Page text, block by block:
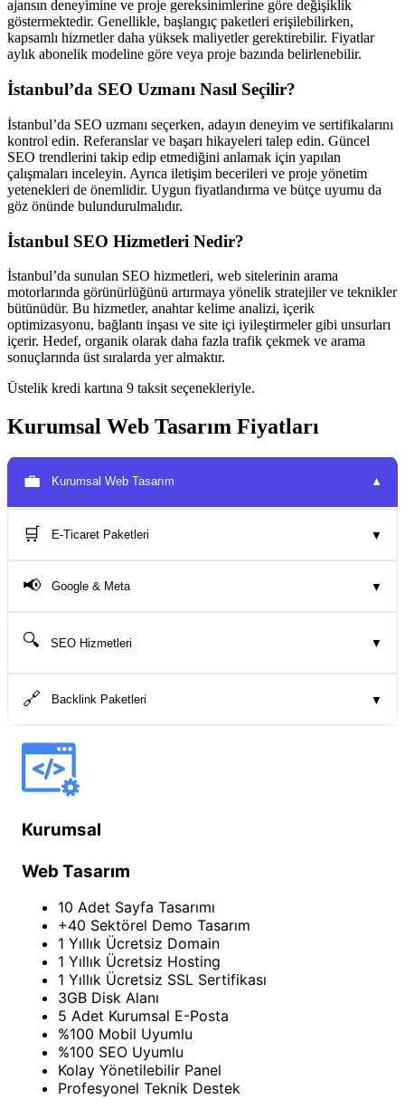
ajansın deneyimine ve proje gereksinimlerine göre değişiklik
göstermektedir. Genellikle, başlangıç paketleri erişilebilirken,
kapsamlı hizmetler daha yüksek maliyetler gerektirebilir. Fiyatlar
aylık abonelik modeline göre veya proje bazında belirlenebilir.
İstanbul’da SEO Uzmanı Nasıl Seçilir?
İstanbul’da SEO uzmanı seçerken, adayın deneyim ve sertifikalarını
kontrol edin. Referanslar ve başarı hikayeleri talep edin. Güncel
SEO trendlerini takip edip etmediğini anlamak için yapılan
çalışmaları inceleyin. Ayrıca iletişim becerileri ve proje yönetim
yetenekleri de önemlidir. Uygun fiyatlandırma ve bütçe uyumu da
göz önünde bulundurulmalıdır.
İstanbul SEO Hizmetleri Nedir?
İstanbul’da sunulan SEO hizmetleri, web sitelerinin arama
motorlarında görünürlüğünü artırmaya yönelik stratejiler ve teknikler
bütünüdür. Bu hizmetler, anahtar kelime analizi, içerik
optimizasyonu, bağlantı inşası ve site içi iyileştirmeler gibi unsurları
içerir. Hedef, organik olarak daha fazla trafik çekmek ve arama
sonuçlarında üst sıralarda yer almaktır.
Üstelik kredi kartına 9 taksit seçenekleriyle.
Kurumsal Web Tasarım Fiyatları
💼 Kurumsal Web Tasarım ▼
🛒 E-Ticaret Paketleri ▼
📢 Google & Meta ▼
🔍 SEO Hizmetleri ▼
🔗 Backlink Paketleri ▼
Kurumsal
Web Tasarım
10 Adet Sayfa Tasarımı
+40 Sektörel Demo Tasarım
1 Yıllık Ücretsiz Domain
1 Yıllık Ücretsiz Hosting
1 Yıllık Ücretsiz SSL Sertifikası
3GB Disk Alanı
5 Adet Kurumsal E-Posta
%100 Mobil Uyumlu
%100 SEO Uyumlu
Kolay Yönetilebilir Panel
Profesyonel Teknik Destek